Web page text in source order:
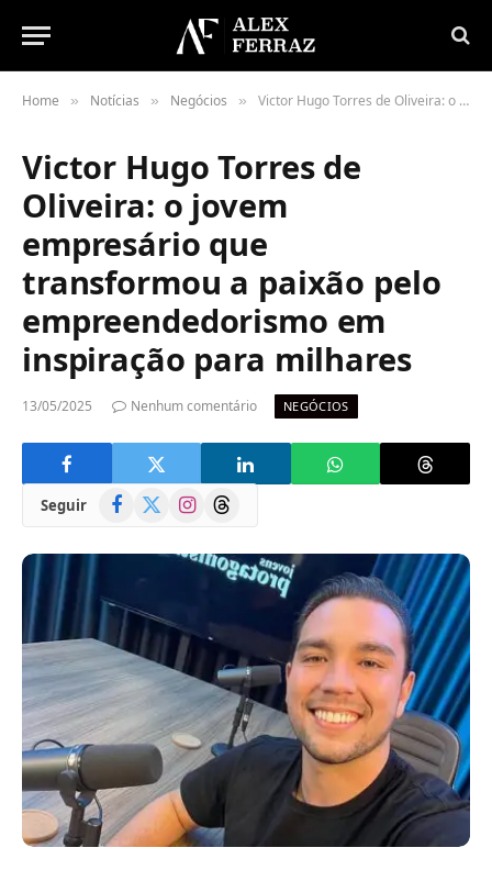
Home » Notícias » Negócios » Victor Hugo Torres de Oliveira: o jovem empresário que transformou a paixão pelo empreendedorismo em inspiração para milhares
Victor Hugo Torres de
Oliveira: o jovem
empresário que
transformou a paixão pelo
empreendedorismo em
inspiração para milhares
13/05/2025 Nenhum comentário NEGÓCIOS
Seguir Facebook
(Twitter)
InstagramThreads